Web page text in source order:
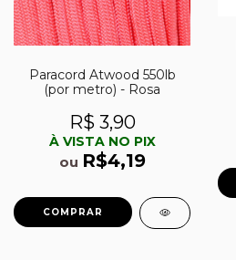
Paracord Atwood 550lb
(por metro) - Rosa
R$ 3,90
À VISTA NO PIX
ou R$4,19